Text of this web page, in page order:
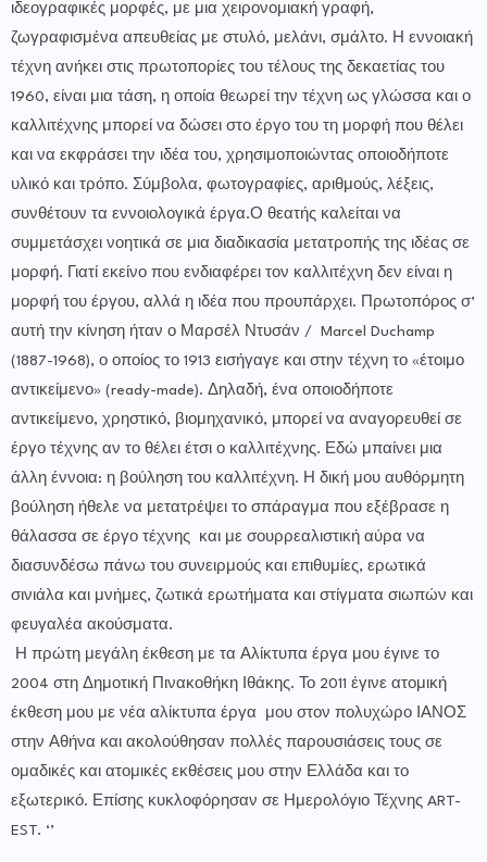
ιδεογραφικές μορφές, με μια χειρονομιακή γραφή,
ζωγραφισμένα απευθείας με στυλό, μελάνι, σμάλτο. Η εννοιακή
τέχνη ανήκει στις πρωτοπορίες του τέλους της δεκαετίας του
1960, είναι μια τάση, η οποία θεωρεί την τέχνη ως γλώσσα και ο
καλλιτέχνης μπορεί να δώσει στο έργο του τη μορφή που θέλει
και να εκφράσει την ιδέα του, χρησιμοποιώντας οποιοδήποτε
υλικό και τρόπο. Σύμβολα, φωτογραφίες, αριθμούς, λέξεις,
συνθέτουν τα εννοιολογικά έργα.Ο θεατής καλείται να
συμμετάσχει νοητικά σε μια διαδικασία μετατροπής της ιδέας σε
μορφή. Γιατί εκείνο που ενδιαφέρει τον καλλιτέχνη δεν είναι η
μορφή του έργου, αλλά η ιδέα που προυπάρχει. Πρωτοπόρος σ’
αυτή την κίνηση ήταν ο Μαρσέλ Ντυσάν / Marcel Duchamp
(1887-1968), ο οποίος το 1913 εισήγαγε και στην τέχνη το «έτοιμο
αντικείμενο» (ready-made). Δηλαδή, ένα οποιοδήποτε
αντικείμενο, χρηστικό, βιομηχανικό, μπορεί να αναγορευθεί σε
έργο τέχνης αν το θέλει έτσι ο καλλιτέχνης. Εδώ μπαίνει μια
άλλη έννοια: η βούληση του καλλιτέχνη. Η δική μου αυθόρμητη
βούληση ήθελε να μετατρέψει το σπάραγμα που εξέβρασε η
θάλασσα σε έργο τέχνης και με σουρρεαλιστική αύρα να
διασυνδέσω πάνω του συνειρμούς και επιθυμίες, ερωτικά
σινιάλα και μνήμες, ζωτικά ερωτήματα και στίγματα σιωπών και
φευγαλέα ακούσματα.
Η πρώτη μεγάλη έκθεση με τα Αλίκτυπα έργα μου έγινε το
2004 στη Δημοτική Πινακοθήκη Ιθάκης. Το 2011 έγινε ατομική
έκθεση μου με νέα αλίκτυπα έργα μου στον πολυχώρο ΙΑΝΟΣ
στην Αθήνα και ακολούθησαν πολλές παρουσιάσεις τους σε
ομαδικές και ατομικές εκθέσεις μου στην Ελλάδα και το
εξωτερικό. Επίσης κυκλοφόρησαν σε Ημερολόγιο Τέχνης ART-
EST. ‘’